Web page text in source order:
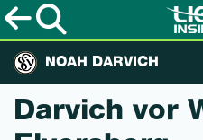
NOAH DARVICH
Darvich vor